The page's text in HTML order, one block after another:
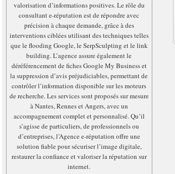
valorisation d’informations positives. Le rôle du
consultant e-réputation est de répondre avec
précision à chaque demande, grâce à des
interventions ciblées utilisant des techniques telles
que le flooding Google, le SerpSculpting et le link
building. L’agence assure également le
déréférencement de fiches Google My Business et
la suppression d’avis préjudiciables, permettant de
contrôler l’information disponible sur les moteurs
de recherche. Les services sont proposés sur mesure
à Nantes, Rennes et Angers, avec un
accompagnement complet et personnalisé. Qu’il
s’agisse de particuliers, de professionnels ou
d’entreprises, l’Agence e-réputation offre une
solution fiable pour sécuriser l’image digitale,
restaurer la confiance et valoriser la réputation sur
internet.